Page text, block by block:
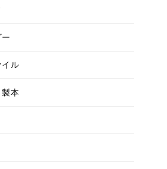
イル
本